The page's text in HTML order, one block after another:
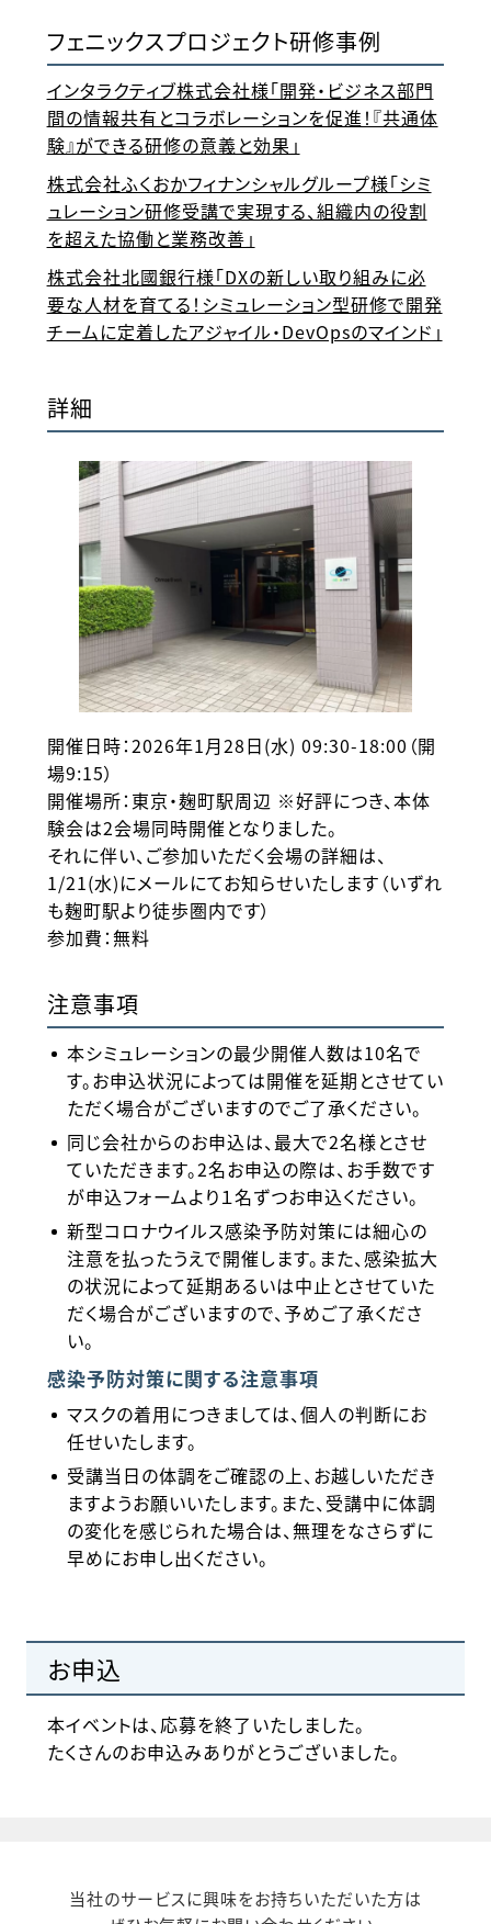
フェニックスプロジェクト研修事例
インタラクティブ株式会社様「開発・ビジネス部門
間の情報共有とコラボレーションを促進！『共通体
験』ができる研修の意義と効果」
株式会社ふくおかフィナンシャルグループ様「シミ
ュレーション研修受講で実現する、組織内の役割
を超えた協働と業務改善」
株式会社北國銀行様「DXの新しい取り組みに必
要な人材を育てる！シミュレーション型研修で開発
チームに定着したアジャイル・DevOpsのマインド」
詳細
開催日時：2026年1月28日(水) 09:30-18:00（開
場9:15）
開催場所：東京・麹町駅周辺 ※好評につき、本体
験会は2会場同時開催となりました。
それに伴い、ご参加いただく会場の詳細は、
1/21(水)にメールにてお知らせいたします（いずれ
も麹町駅より徒歩圏内です）
参加費：無料
注意事項
本シミュレーションの最少開催人数は10名で
す。お申込状況によっては開催を延期とさせてい
ただく場合がございますのでご了承ください。
同じ会社からのお申込は、最大で2名様とさせ
ていただきます。2名お申込の際は、お手数です
が申込フォームより１名ずつお申込ください。
新型コロナウイルス感染予防対策には細心の
注意を払ったうえで開催します。また、感染拡大
の状況によって延期あるいは中止とさせていた
だく場合がございますので、予めご了承くださ
い。
感染予防対策に関する注意事項
マスクの着用につきましては、個人の判断にお
任せいたします。
受講当日の体調をご確認の上、お越しいただき
ますようお願いいたします。また、受講中に体調
の変化を感じられた場合は、無理をなさらずに
早めにお申し出ください。
お申込
本イベントは、応募を終了いたしました。
たくさんのお申込みありがとうございました。
当社のサービスに興味をお持ちいただいた方は